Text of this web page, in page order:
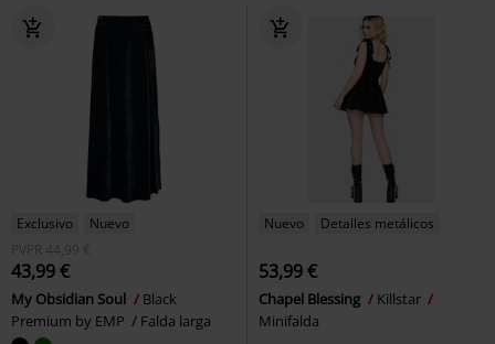
Exclusivo
Nuevo
PVPR 44,99 €
43,99 €
My Obsidian Soul
Black
Premium by EMP
Falda larga
Nuevo Detalles metálicos
53,99 €
Chapel Blessing
Killstar
Minifalda